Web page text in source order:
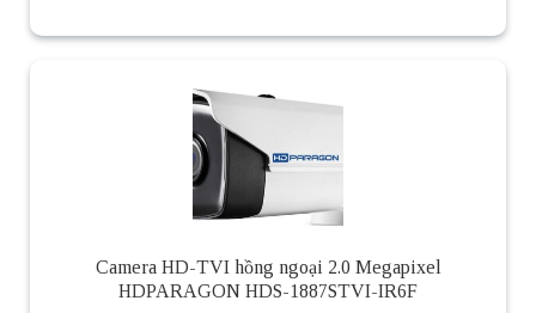
Camera HD-TVI hồng ngoại 2.0 Megapixel
HDPARAGON HDS-1887STVI-IR6F